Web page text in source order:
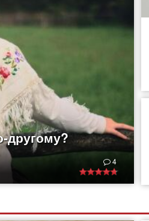
другому?
И не только они,
их творения.
издавна
искать еще в
было
4